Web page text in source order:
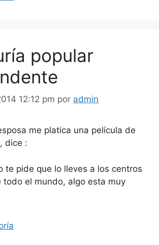
popular
12:12 pm por admin
me platica una película de
dice :
te pide que lo lleves a los centros
todo el mundo, algo esta muy